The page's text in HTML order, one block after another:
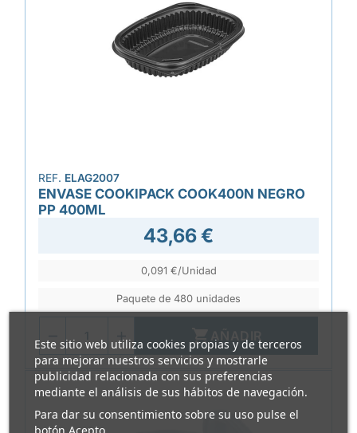
Este sitio web utiliza cookies propias y de terceros
para mejorar nuestros servicios y mostrarle
publicidad relacionada con sus preferencias
mediante el análisis de sus hábitos de navegación.
Para dar su consentimiento sobre su uso pulse el
botón Acepto.
REF. ELAG2007
ENVASE COOKIPACK COOK400N NEGRO
PP 400ML
43,66 €
0,091 €/Unidad
Paquete de 480 unidades
AÑADIR